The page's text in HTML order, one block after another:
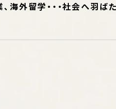
外留学・・・社会へ羽ば